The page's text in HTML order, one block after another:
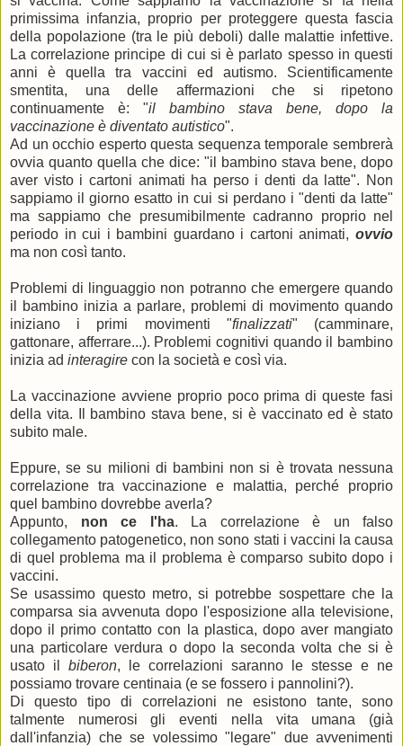
primissima infanzia, proprio per proteggere questa fascia
della popolazione (tra le più deboli) dalle malattie infettive.
La correlazione principe di cui si è parlato spesso in questi
anni è quella tra vaccini ed autismo. Scientificamente
smentita, una delle affermazioni che si ripetono
continuamente è: "il bambino stava bene, dopo la
vaccinazione è diventato autistico".
Ad un occhio esperto questa sequenza temporale sembrerà
ovvia quanto quella che dice: "il bambino stava bene, dopo
aver visto i cartoni animati ha perso i denti da latte". Non
sappiamo il giorno esatto in cui si perdano i "denti da latte"
ma sappiamo che presumibilmente cadranno proprio nel
periodo in cui i bambini guardano i cartoni animati, ovvio
ma non così tanto.
Problemi di linguaggio non potranno che emergere quando
il bambino inizia a parlare, problemi di movimento quando
iniziano i primi movimenti "finalizzati" (camminare,
gattonare, afferrare...). Problemi cognitivi quando il bambino
inizia ad interagire con la società e così via.
La vaccinazione avviene proprio poco prima di queste fasi
della vita. Il bambino stava bene, si è vaccinato ed è stato
subito male.
Eppure, se su milioni di bambini non si è trovata nessuna
correlazione tra vaccinazione e malattia, perché proprio
quel bambino dovrebbe averla?
Appunto, non ce l'ha. La correlazione è un falso
collegamento patogenetico, non sono stati i vaccini la causa
di quel problema ma il problema è comparso subito dopo i
vaccini.
Se usassimo questo metro, si potrebbe sospettare che la
comparsa sia avvenuta dopo l'esposizione alla televisione,
dopo il primo contatto con la plastica, dopo aver mangiato
una particolare verdura o dopo la seconda volta che si è
usato il biberon, le correlazioni saranno le stesse e ne
possiamo trovare centinaia (e se fossero i pannolini?).
Di questo tipo di correlazioni ne esistono tante, sono
talmente numerosi gli eventi nella vita umana (già
dall'infanzia) che se volessimo "legare" due avvenimenti